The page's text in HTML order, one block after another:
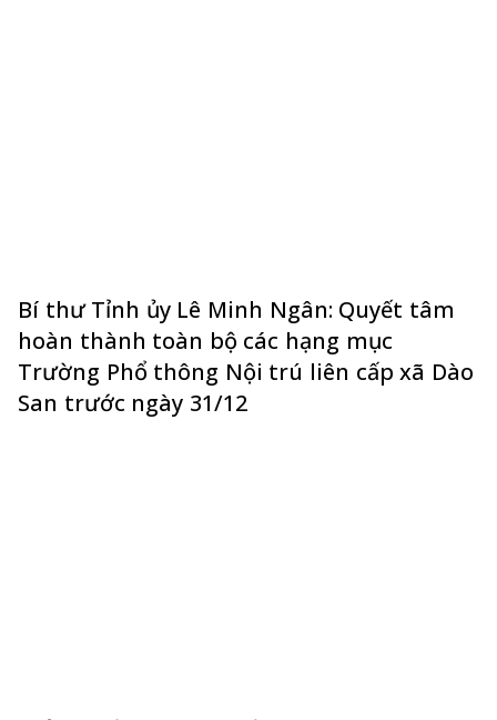
Bí thư Tỉnh ủy Lê Minh Ngân: Quyết tâm
hoàn thành toàn bộ các hạng mục
Trường Phổ thông Nội trú liên cấp xã Dào
San trước ngày 31/12